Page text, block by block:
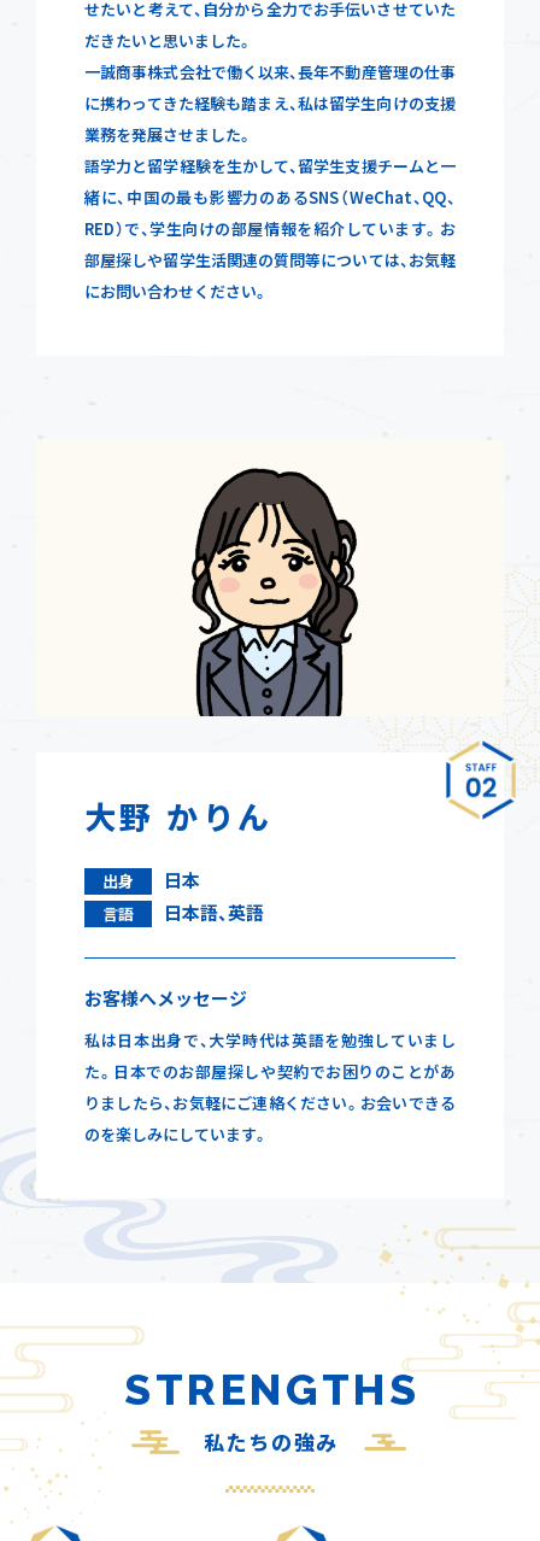
せたいと考えて、自分から全力でお手伝いさせていた
だきたいと思いました。
一誠商事株式会社で働く以来、長年不動産管理の仕事
に携わってきた経験も踏まえ、私は留学生向けの支援
業務を発展させました。
語学力と留学経験を生かして、留学生支援チームと一
緒に、中国の最も影響力のあるSNS（WeChat、QQ、
RED）で、学生向けの部屋情報を紹介しています。お
部屋探しや留学生活関連の質問等については、お気軽
にお問い合わせください。
大野 かりん
出身 日本
言語 日本語、英語
お客様へメッセージ
私は日本出身で、大学時代は英語を勉強していまし
た。日本でのお部屋探しや契約でお困りのことがあ
りましたら、お気軽にご連絡ください。お会いできる
のを楽しみにしています。
STRENGTHS
私たちの強み